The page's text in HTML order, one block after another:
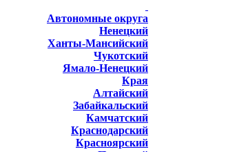
Автономные округа
Ненецкий
Ханты-Мансийский
Чукотский
Ямало-Ненецкий
Края
Алтайский
Забайкальский
Камчатский
Краснодарский
Красноярский